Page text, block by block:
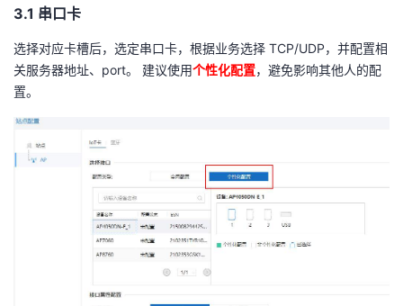
3.1 串口卡
选择对应卡槽后，选定串口卡，根据业务选择 TCP/UDP，并配置相
关服务器地址、 port。 建议使用个性化配置，避免影响其他人的配
置。